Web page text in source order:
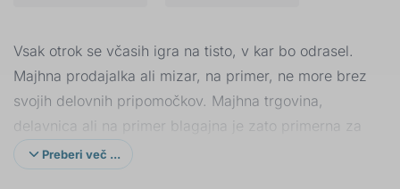
Vsak otrok se včasih igra na tisto, v kar bo odrasel.
Majhna prodajalka ali mizar, na primer, ne more brez
svojih delovnih pripomočkov. Majhna trgovina,
delavnica ali na primer blagajna je zato primerna za
vsako otroško sobo.
Preberi več ...